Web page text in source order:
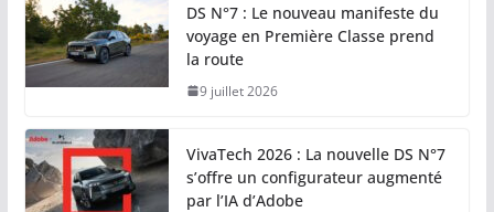
DS N°7 : Le nouveau manifeste du
voyage en Première Classe prend
la route
9 juillet 2026
VivaTech 2026 : La nouvelle DS N°7
s’offre un configurateur augmenté
par l’IA d’Adobe